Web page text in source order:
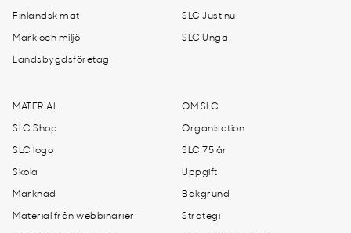
Finländsk mat
Mark och miljö
Landsbygdsföretag
SLC Just nu
SLC Unga
MATERIAL
SLC Shop
SLC logo
Skola
Marknad
Material från webbinarier
OM SLC
Organisation
SLC 75 år
Uppgift
Bakgrund
Strategi